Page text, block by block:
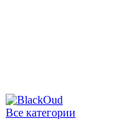
Все категории